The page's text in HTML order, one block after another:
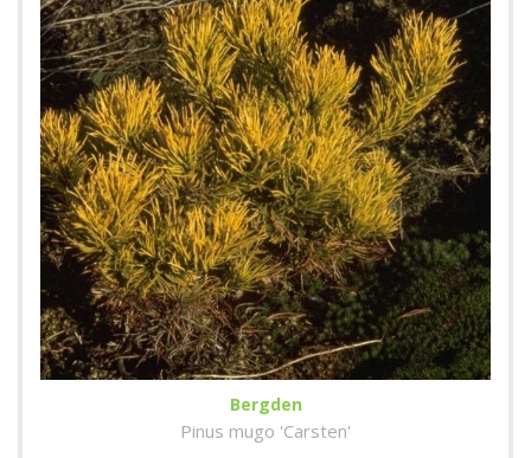
Bergden
Pinus mugo 'Carsten'